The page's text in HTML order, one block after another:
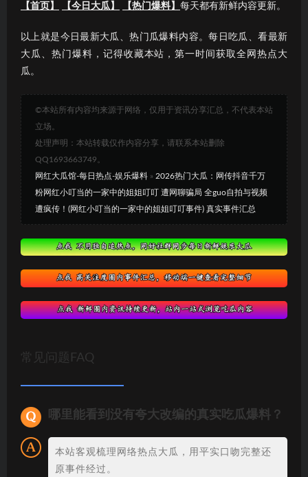
【首页】 【今日大瓜】 【热门爆料】 每天都有新鲜内容更新。
以上就是今日最新大瓜、热门瓜爆料内容。每日吃瓜、看最新
大瓜、热门爆料，记得收藏本站，第一时间获取全网热点大
瓜。
©本站所有内容均来源于网络，仅用于资讯分享汇总，不代表本站
立场。
处理声明：本站转载仅作内容分享，请联系本站删除
QQ1693663749。
网红大瓜馆-每日热点-娱乐爆料 » 2026热门大瓜：网传抖音千万
粉网红小叮当的一家中的姐姐叮叮 遭网聊骗局 全guo自拍与视频
遭疯传！(网红小叮当的一家中的姐姐叮叮事件) 真实事件汇总
常见问题FAQ
哪里能看到没有夸大改编的真实吃瓜爆料？
本站客观梳理网络热点大瓜，用平实口吻完整还
原事件经过。